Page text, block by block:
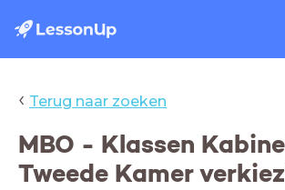
‹ Terug naar zoeken
MBO - Klassen
Tweede Kamer